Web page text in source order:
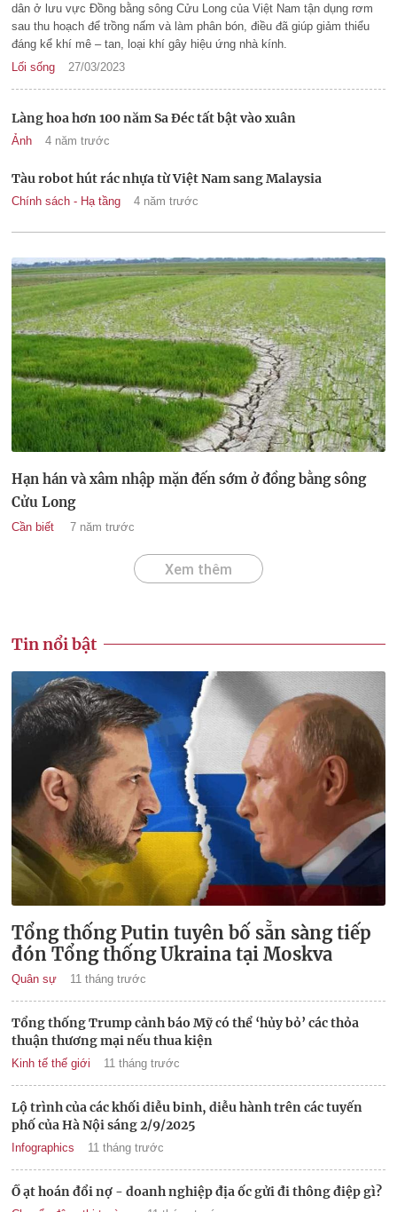
dân ở lưu vực Đồng bằng sông Cửu Long của Việt Nam tận dụng rơm
sau thu hoạch để trồng nấm và làm phân bón, điều đã giúp giảm thiểu
đáng kể khí mê – tan, loại khí gây hiệu ứng nhà kính.
Lối sống
27/03/2023
Làng hoa hơn 100 năm Sa Đéc tất bật vào xuân
Ảnh 4 năm trước
Tàu robot hút rác nhựa từ Việt Nam sang Malaysia
Chính sách - Hạ tầng 4 năm trước
Hạn hán và xâm nhập mặn đến sớm ở đồng bằng sông
Cửu Long
Cần biết 7 năm trước
Xem thêm
Tin nổi bật
Tổng thống Putin tuyên bố sẵn sàng tiếp
đón Tổng thống Ukraina tại Moskva
Quân sự 11 tháng trước
Tổng thống Trump cảnh báo Mỹ có thể ‘hủy bỏ’ các thỏa
thuận thương mại nếu thua kiện
Kinh tế thế giới 11 tháng trước
Lộ trình của các khối diễu binh, diễu hành trên các tuyến
phố của Hà Nội sáng 2/9/2025
Infographics 11 tháng trước
Ồ ạt hoán đổi nợ - doanh nghiệp địa ốc gửi đi thông điệp gì?